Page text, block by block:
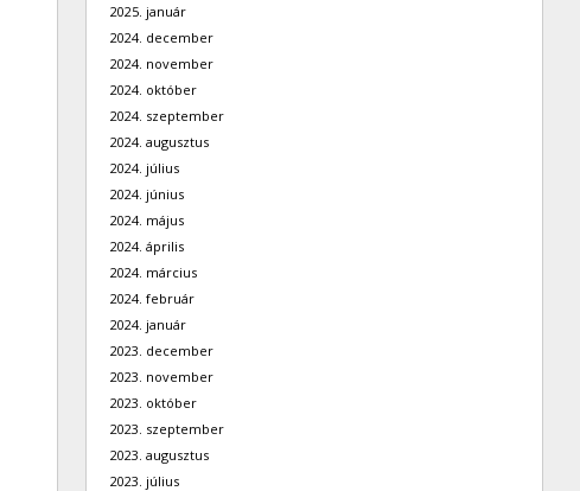
2025. január
2024. december
2024. november
2024. október
2024. szeptember
2024. augusztus
2024. július
2024. június
2024. május
2024. április
2024. március
2024. február
2024. január
2023. december
2023. november
2023. október
2023. szeptember
2023. augusztus
2023. július